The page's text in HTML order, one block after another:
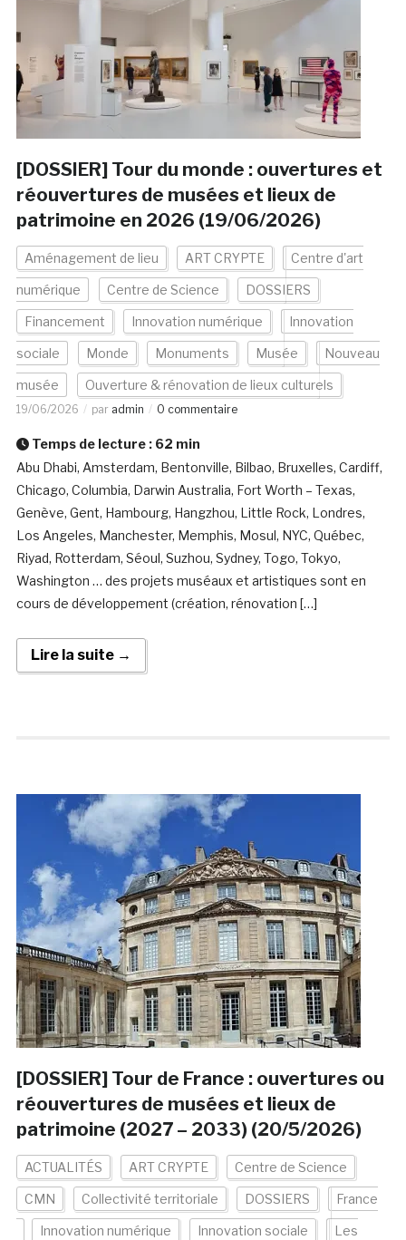
[DOSSIER] Tour du monde : ouvertures et
réouvertures de musées et lieux de
patrimoine en 2026 (19/06/2026)
Aménagement de lieu ART CRYPTE Centre d'art
numérique Centre de Science DOSSIERS
Financement Innovation numérique Innovation
sociale Monde Monuments Musée Nouveau
musée Ouverture & rénovation de lieux culturels
19/06/2026 par admin 0 commentaire
Temps de lecture : 62 min
Abu Dhabi, Amsterdam, Bentonville, Bilbao, Bruxelles, Cardiff,
Chicago, Columbia, Darwin Australia, Fort Worth – Texas,
Genève, Gent, Hambourg, Hangzhou, Little Rock, Londres,
Los Angeles, Manchester, Memphis, Mosul, NYC, Québec,
Riyad, Rotterdam, Séoul, Suzhou, Sydney, Togo, Tokyo,
Washington … des projets muséaux et artistiques sont en
cours de développement (création, rénovation […]
Lire la suite →
[DOSSIER] Tour de France : ouvertures ou
réouvertures de musées et lieux de
patrimoine (2027 – 2033) (20/5/2026)
ACTUALITÉS ART CRYPTE Centre de Science
CMN Collectivité territoriale DOSSIERS France
Innovation numérique Innovation sociale Les